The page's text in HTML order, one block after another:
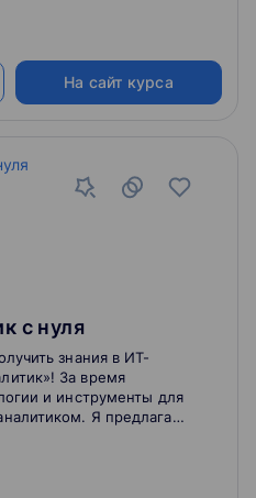
На сайт курса
с нуля
знания в ИТ-
время
и инструменты для
Я предлагаю
дедлайнов). Учитесь в